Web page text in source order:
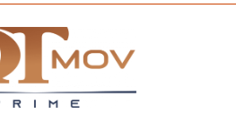
variantes.